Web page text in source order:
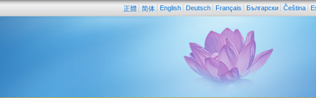
正體 简体 English Deutsch Français Български Čeština